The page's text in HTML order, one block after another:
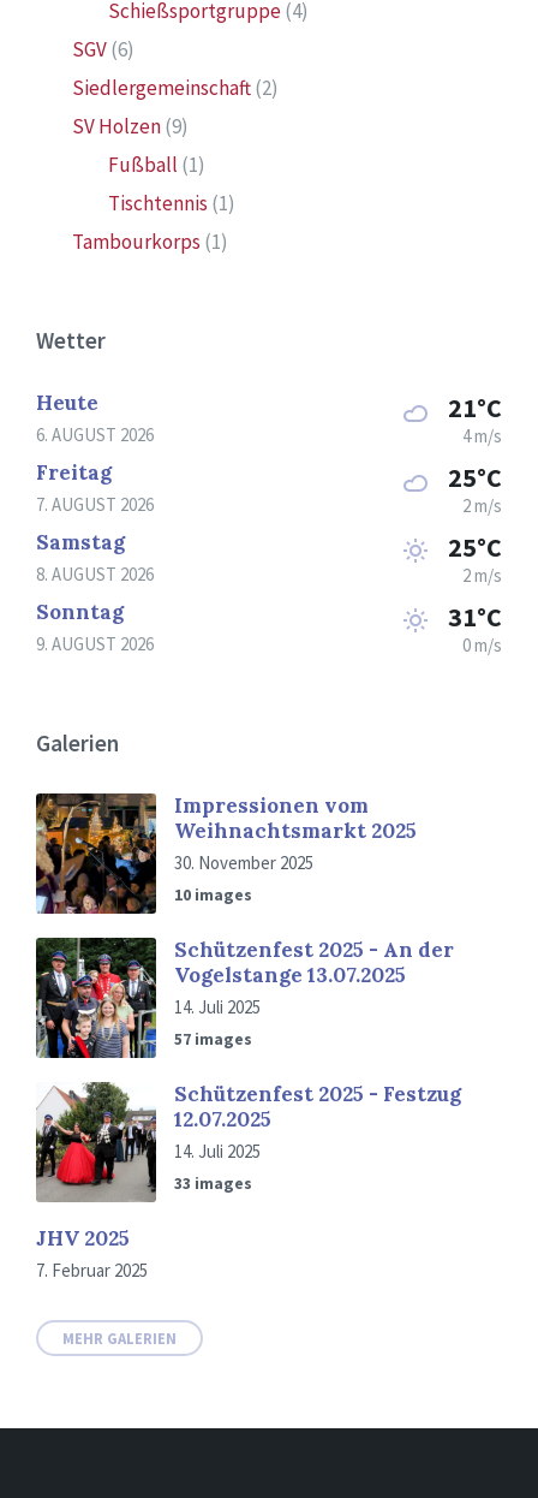
Schießsportgruppe(4)
SGV(6)
Siedlergemeinschaft(2)
SV Holzen(9)
Fußball (1)
Tischtennis (1)
Tambourkorps (1)
Wetter
Heute
6. AUGUST 2026
21°C
4 m/s
Freitag
7. AUGUST 2026
25°C
2 m/s
Samstag
8. AUGUST 2026
25°C
2 m/s
Sonntag
9. AUGUST 2026
31°C
0 m/s
Galerien
Impressionen vom
Weihnachtsmarkt 2025
30. November 2025
10 images
Schützenfest 2025 - An der
Vogelstange 13.07.2025
14. Juli 2025
57 images
Schützenfest 2025 - Festzug
12.07.2025
14. Juli 2025
33 images
JHV 2025
7. Februar 2025
MEHR GALERIEN